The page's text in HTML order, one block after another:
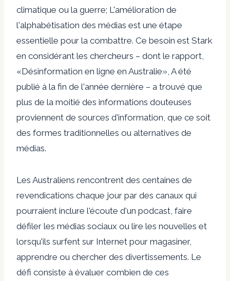
climatique ou la guerre; L'amélioration de
l'alphabétisation des médias est une étape
essentielle pour la combattre. Ce besoin est Stark
en considérant les chercheurs – dont le rapport,
«Désinformation en ligne en Australie», A été
publié à la fin de l'année dernière – a trouvé que
plus de la moitié des informations douteuses
proviennent de sources d'information, que ce soit
des formes traditionnelles ou alternatives de
médias.
Les Australiens rencontrent des centaines de
revendications chaque jour par des canaux qui
pourraient inclure l'écoute d'un podcast, faire
défiler les médias sociaux ou lire les nouvelles et
lorsqu'ils surfent sur Internet pour magasiner,
apprendre ou chercher des divertissements. Le
défi consiste à évaluer combien de ces